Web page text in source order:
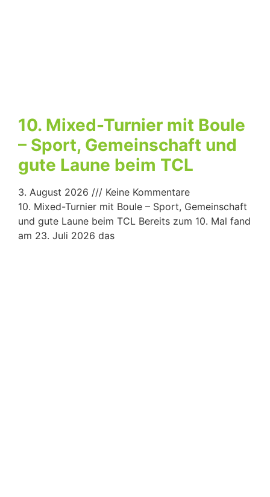
10. Mixed-Turnier mit Boule
– Sport, Gemeinschaft und
gute Laune beim TCL
3. August 2026
Keine Kommentare
10. Mixed-Turnier mit Boule – Sport, Gemeinschaft
und gute Laune beim TCL Bereits zum 10. Mal fand
am 23. Juli 2026 das